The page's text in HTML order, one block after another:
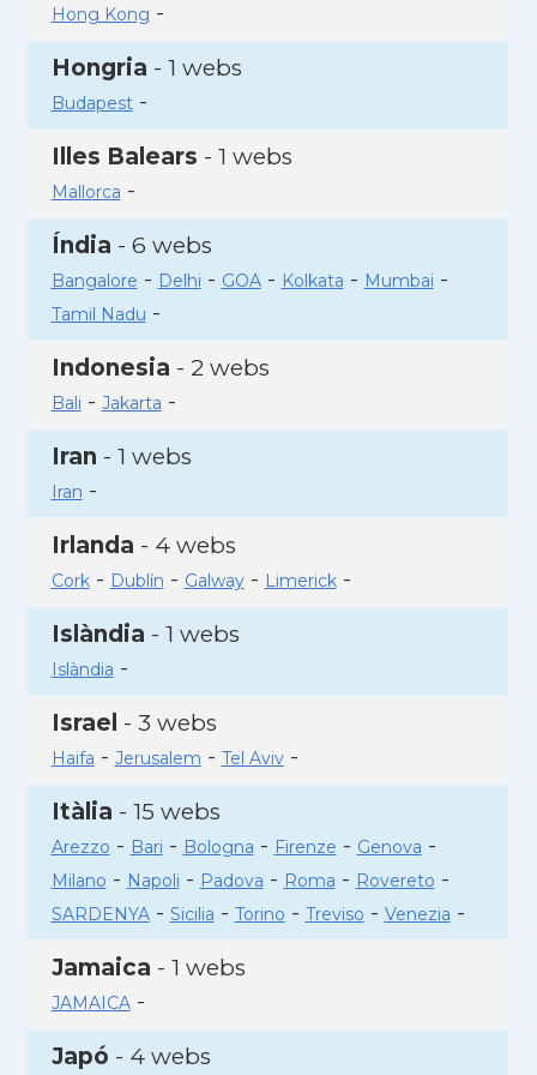
Hong Kong -
Hongria - 1 webs
Budapest-
Illes Balears - 1 webs
Mallorca -
Índia - 6 webs
Bangalore - Delhi - GOA- Kolkata - Mumbai -
Tamil Nadu -
Indonesia - 2 webs
Bali - Jakarta -
Iran - 1 webs
Iran -
Irlanda - 4 webs
Cork- Dublín - Galway- Limerick-
Islàndia - 1 webs
Islàndia -
Israel - 3 webs
Haifa - Jerusalem - Tel Aviv-
Itàlia - 15 webs
Arezzo - Bari - Bologna - Firenze - Genova -
Milano - Napoli - Padova - Roma - Rovereto -
SARDENYA- Sicilia - Torino - Treviso - Venezia -
Jamaica - 1 webs
JAMAICA-
Japó - 4 webs